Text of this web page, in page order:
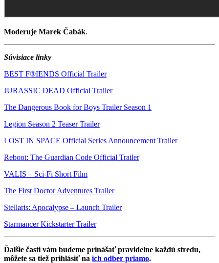
Moderuje Marek Čabák.
Súvisiace linky
BEST F®IENDS Official Trailer
JURASSIC DEAD Official Trailer
The Dangerous Book for Boys Trailer Season 1
Legion Season 2 Teaser Trailer
LOST IN SPACE Official Series Announcement Trailer
Reboot: The Guardian Code Official Trailer
VALIS – Sci-Fi Short Film
The First Doctor Adventures Trailer
Stellaris: Apocalypse – Launch Trailer
Starmancer Kickstarter Trailer
Ďalšie časti vám budeme prinášať pravidelne každú stredu,
môžete sa tiež prihlásiť na ich odber priamo.